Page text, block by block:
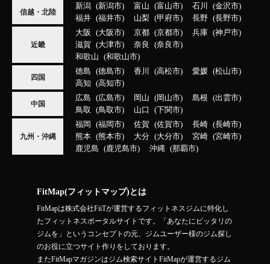
信越・北陸
新潟 新潟市 富山 富山市 石川
金沢市
福井
福井市 山梨 甲府市 長野 長野市
近畿
大阪 大阪市 京都 京都市 兵庫
神戸市
滋賀
大津市 奈良
奈良市
和歌山
和歌山市
四国
徳島 徳島市 香川 高松市 愛媛
松山市
高知
高知市
中国
広島 広島市 岡山 岡山市 島根
出雲市
鳥取
鳥取市 山口 下関市
九州・沖縄
福岡 福岡市 佐賀 佐賀市 長崎
長崎市
熊本
熊本市 大分 大分市 宮崎
宮崎市
鹿児島
鹿児島市 沖縄 那覇市
FitMap(フィットマップ)とは
FitMapは株式会社FiiTが運営するフィットネスジムに特化し
たフィットネスポータルサイトです。「あなたにピッタリの
ジムを」というコンセプトの元、ジムユーザー様のジム探し
のお役に立つサイト作りをしております。
またFitMapマガジンはジム検索サイトFitMapが運営するジム